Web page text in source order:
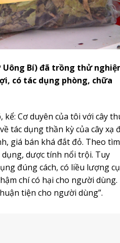
Uông Bí) đã trồng thử
có tác dụng phòng, chữa
Cơ duyên của tôi với cây
tác dụng thần kỳ của cây xạ
giá bán khá đắt đỏ. Theo tìm
dược tính nổi trội. Tuy
đúng cách, có liều lượng cụ
chí có hại cho người dùng.
tiện cho người dùng”.